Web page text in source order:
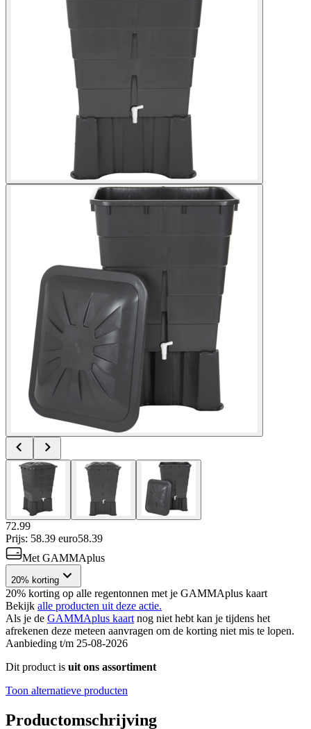
72.99
Prijs: 58.39 euro58.39
Met GAMMAplus
20% korting
20% korting op alle regentonnen met je GAMMAplus kaart
Bekijk alle producten uit deze actie.
Als je de GAMMAplus kaart nog niet hebt kan je tijdens het
afrekenen deze meteen aanvragen om de korting niet mis te lopen.
Aanbieding t/m 25-08-2026
Dit product is uit ons assortiment
Toon alternatieve producten
Productomschrijving